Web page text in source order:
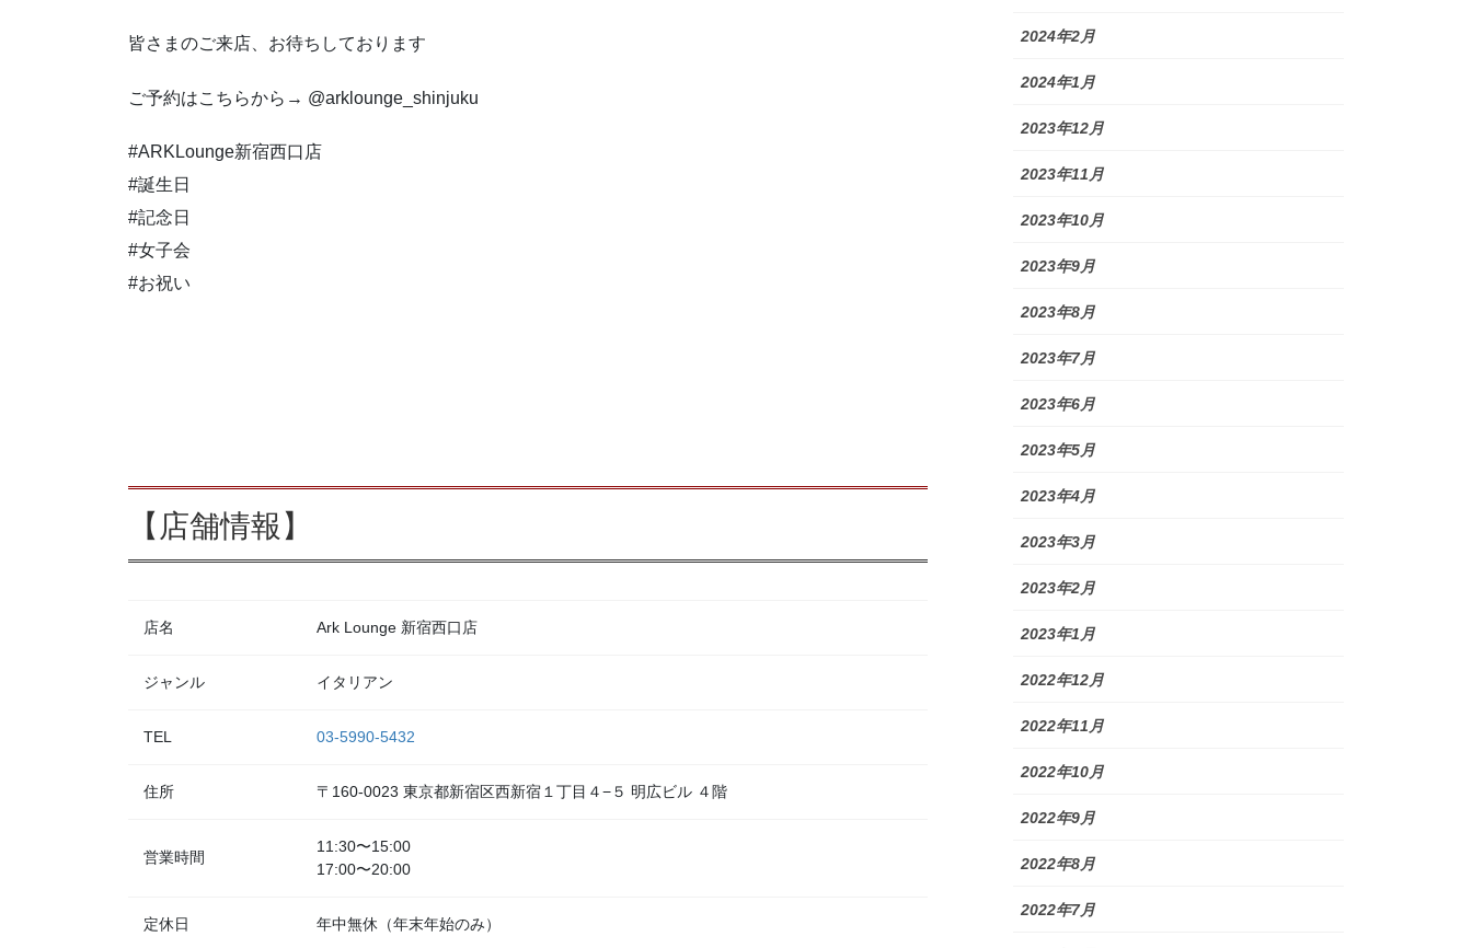
皆さまのご来店、お待ちしております
ご予約はこちらから→ @arklounge_shinjuku
#ARKLounge新宿西口店
#誕生日
#記念日
#女子会
#お祝い
【店舗情報】
店名 Ark Lounge 新宿西口店
ジャンル イタリアン
TEL 03-5990-5432
住所 〒160-0023 東京都新宿区西新宿１丁目４−５ 明広ビル ４階
営業時間
11:30〜15:00
17:00〜20:00
定休日 年中無休（年末年始のみ）
2024年2月
2024年1月
2023年12月
2023年11月
2023年10月
2023年9月
2023年8月
2023年7月
2023年6月
2023年5月
2023年4月
2023年3月
2023年2月
2023年1月
2022年12月
2022年11月
2022年10月
2022年9月
2022年8月
2022年7月